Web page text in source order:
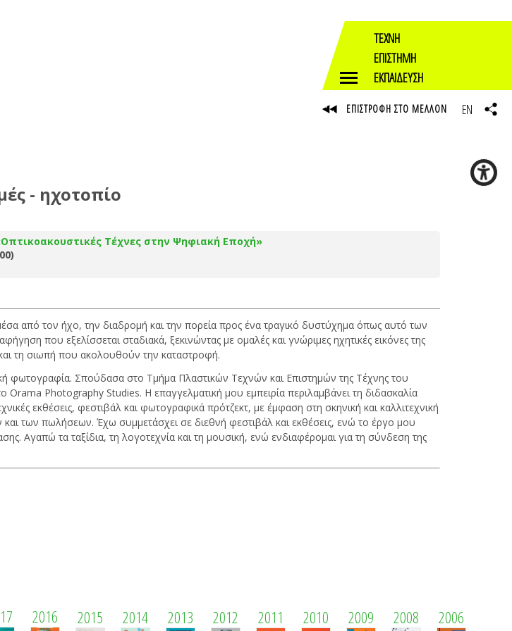
- ηχοτοπίο
Τέχνες στην Ψηφιακή Εποχή»
από τον ήχο, την διαδρομή και την πορεία προς ένα τραγικό δυστύχημα όπως αυτό των
που εξελίσσεται σταδιακά, ξεκινώντας με ομαλές και γνώριμες ηχητικές εικόνες της
τη σιωπή που ακολουθούν την καταστροφή.
φωτογραφία. Σπούδασα στο Τμήμα Πλαστικών Τεχνών και Επιστημών της Τέχνης του
Photography Studies. Η επαγγελματική μου εμπειρία περιλαμβάνει τη διδασκαλία
εκθέσεις, φεστιβάλ και φωτογραφικά πρότζεκτ, με έμφαση στη σκηνική και καλλιτεχνική
των πωλήσεων. Έχω συμμετάσχει σε διεθνή φεστιβάλ και εκθέσεις, ενώ το έργο μου
Αγαπώ τα ταξίδια, τη λογοτεχνία και τη μουσική, ενώ ενδιαφέρομαι για τη σύνδεση της
2016 2015 2014 2013 2012 2011 2010 2009 2008 2006
ΤΕΧΝΗ
ΕΠΙΣΤΗΜΗ
ΕΚΠΑΙΔΕΥΣΗ
ΕΠΙΣΤΡΟΦΗ ΣΤΟ ΜΕΛΛΟΝ EN